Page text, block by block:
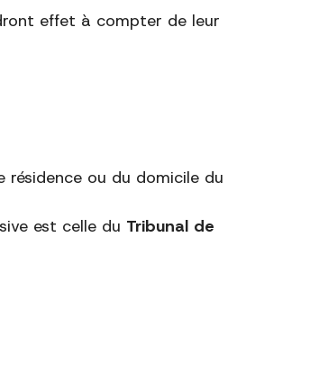
effet à compter de leur
résidence ou du domicile du
est celle du Tribunal de